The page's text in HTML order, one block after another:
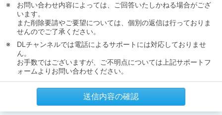
お問い合わせ内容によっては、ご回答いたしかねる場合がござ
います。
また削除要請やご要望については、個別の返信は行っておりま
せんのでご了承ください。
DLチャンネルでは電話によるサポートには対応しておりませ
ん。
お手数ではございますが、ご不明点については上記サポートフ
ォームよりお問い合わせください。
送信内容の確認